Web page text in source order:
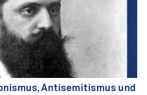
Antisemitismus und